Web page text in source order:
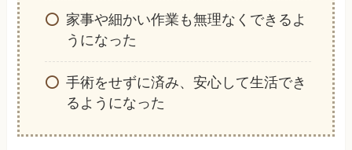
家事や細かい作業も無理なくできるよ
うになった
手術をせずに済み、安心して生活でき
るようになった